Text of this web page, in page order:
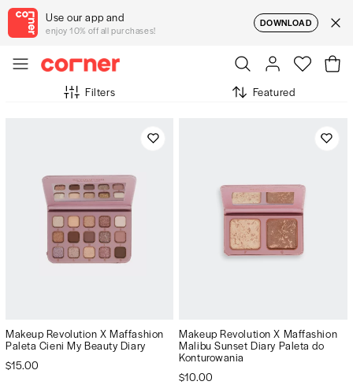
Use our app and
enjoy 10% off all purchases!
DOWNLOAD
Filters Featured
Makeup Revolution X Maffashion
Paleta Cieni My Beauty Diary
$15.00
Makeup Revolution X Maffashion
Malibu Sunset Diary Paleta do
Konturowania
$10.00